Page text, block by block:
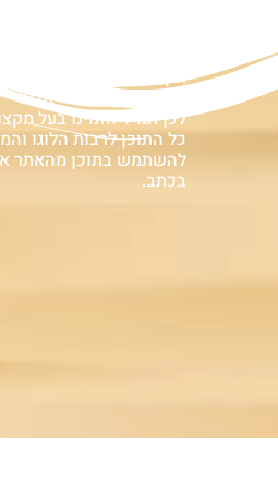
במוצרים ובמידע
אין המלצה לגעת,
עלולה לעלות בחיי אדם!
לכן תמיד הזמינו בעל
כל התוכן לרבות הלוגו
להשתמש בתוכן מהאתר
בכתב.